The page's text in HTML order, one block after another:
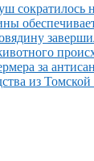
сократилось
за
из Томской